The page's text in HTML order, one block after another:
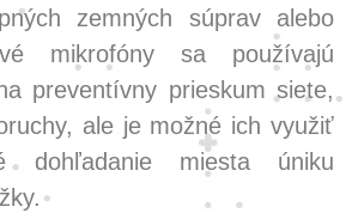
zemných súprav alebo
mikrofóny sa používajú
preventívny prieskum siete,
ale je možné ich využiť
dohľadanie miesta úniku